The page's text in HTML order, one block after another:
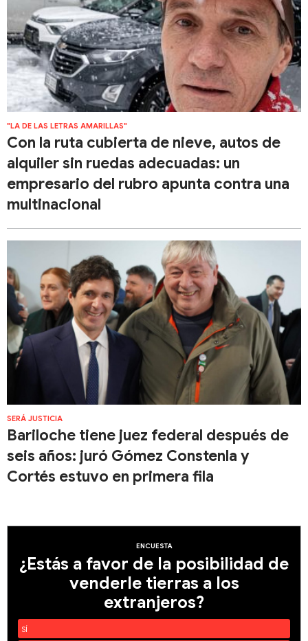
"LA DE LAS LETRAS AMARILLAS"
Con la ruta cubierta de nieve, autos de
alquiler sin ruedas adecuadas: un
empresario del rubro apunta contra una
multinacional
SERÁ JUSTICIA
Bariloche tiene juez federal después de
seis años: juró Gómez Constenla y
Cortés estuvo en primera fila
ENCUESTA
¿Estás a favor de la posibilidad de
venderle tierras a los
extranjeros?
SÍ